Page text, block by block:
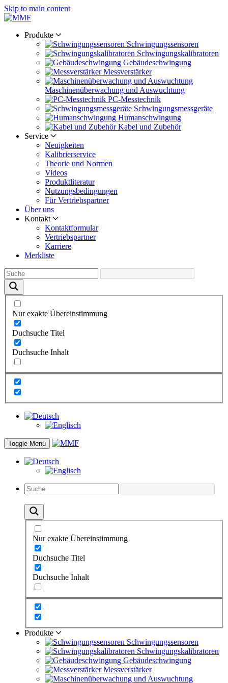
Skip to main content
Produkte
Schwingungs­sensoren
Schwingungs­kalibratoren
Gebäude­schwingung
Messverstärker
Maschinen­überwachung und Auswuchtung
PC-Messtechnik
Schwingungs­messgeräte
Human­schwingung
Kabel und Zubehör
Service
Neuigkeiten
Kalibrier­service
Theorie und Normen
Videos
Produkt­literatur
Nutzungs­bedingungen
Für Vertriebs­partner
Über uns
Kontakt
Kontaktformular
Vertriebs­partner
Karriere
Merkliste
Nur exakte Übereinstimmung
Duchsuche Titel
Duchsuche Inhalt
Toggle Menu
Nur exakte Übereinstimmung
Duchsuche Titel
Duchsuche Inhalt
Produkte
Schwingungs­sensoren
Schwingungs­kalibratoren
Gebäude­schwingung
Messverstärker